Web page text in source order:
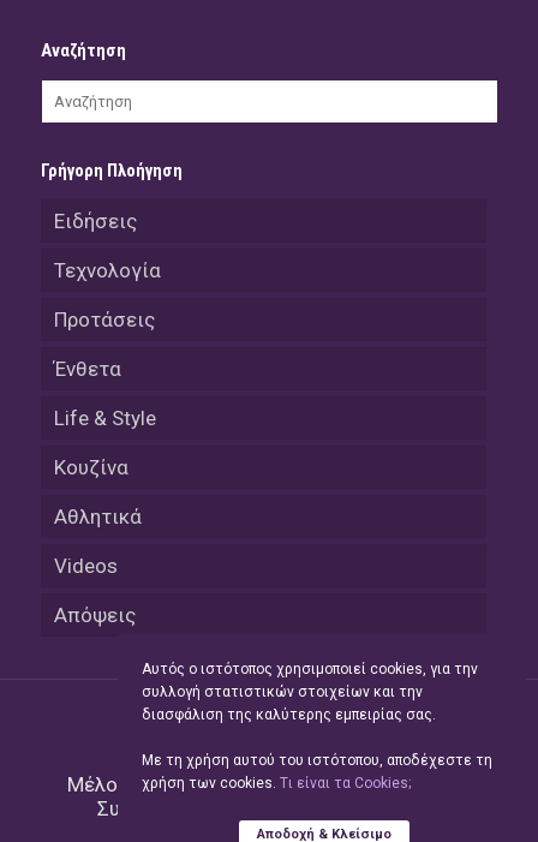
Αναζήτηση
Γρήγορη Πλοήγηση
Ειδήσεις
Τεχνολογία
Προτάσεις
Ένθετα
Life & Style
Κουζίνα
Αθλητικά
Videos
Απόψεις
Μέλος του Δικτύου τηςHellas Press Media
Συντήρηση και Ανάπτυξη
Αυτός ο ιστότοπος χρησιμοποιεί cookies, για την
συλλογή στατιστικών στοιχείων και την
διασφάλιση της καλύτερης εμπειρίας σας.
Με τη χρήση αυτού του ιστότοπου, αποδέχεστε τη
χρήση των cookies. Tι είναι τα Cookies;
Αποδοχή & Κλείσιμο